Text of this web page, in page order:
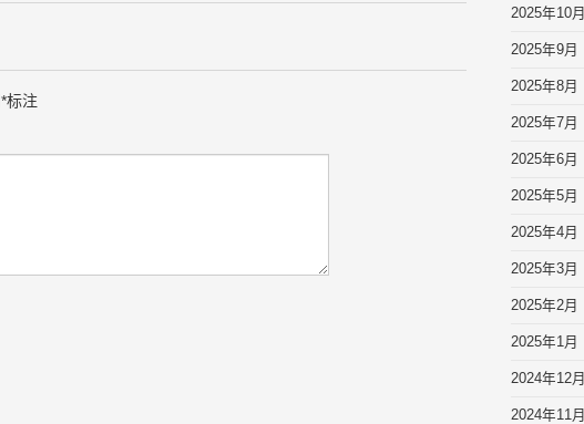
*标注
2025年10月
2025年9月
2025年8月
2025年7月
2025年6月
2025年5月
2025年4月
2025年3月
2025年2月
2025年1月
2024年12月
2024年11月